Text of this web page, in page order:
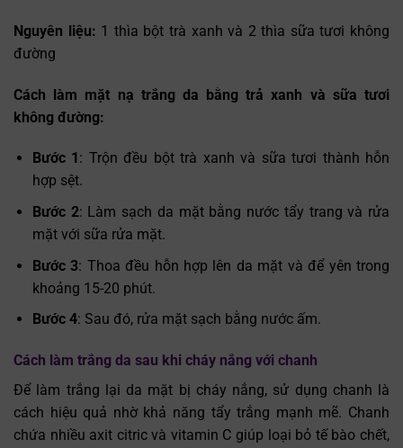
Nguyên liệu: 1 thìa bột trà xanh và 2 thìa sữa tươi không
đường
Cách làm mặt nạ trắng da bằng trả xanh và sữa tươi
không đường:
Bước 1 : Trộn đều bột trà xanh và sữa tươi thành hỗn
hợp sệt.
Bước 2: Làm sạch da mặt bằng nước tẩy trang và rửa
mặt với sữa rửa mặt.
Bước 3: Thoa đều hỗn hợp lên da mặt và để yên trong
khoảng 15-20 phút.
Bước 4: Sau đó, rửa mặt sạch bằng nước ấm.
Cách làm trắng da sau khi cháy nắng với chanh
Để làm trắng lại da mặt bị cháy nắng, sử dụng chanh là
cách hiệu quả nhờ khả năng tẩy trắng mạnh mẽ. Chanh
chứa nhiều axit citric và vitamin C giúp loại bỏ tế bào chết,